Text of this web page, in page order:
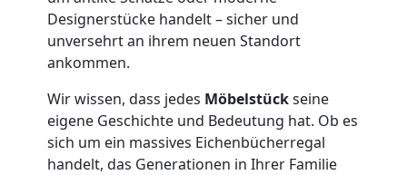
Designerstücke handelt – sicher und
unversehrt an ihrem neuen Standort
ankommen.
Wir wissen, dass jedes Möbelstückseine
eigene Geschichte und Bedeutung hat. Ob es
sich um ein massives Eichenbücherregal
handelt, das Generationen in Ihrer Familie
Möbellift
Leonding
Übersiedlung